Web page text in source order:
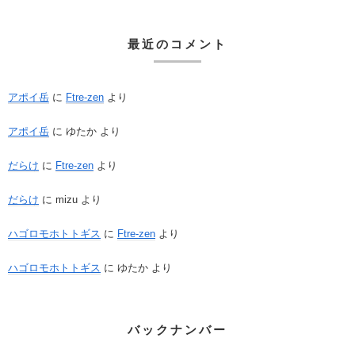
最近のコメント
アポイ岳 に Ftre-zen より
アポイ岳 に ゆたか より
だらけ に Ftre-zen より
だらけ に mizu より
ハゴロモホトトギス に Ftre-zen より
ハゴロモホトトギス に ゆたか より
バックナンバー